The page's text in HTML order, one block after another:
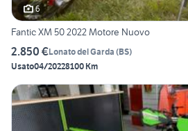
6
Fantic XM 50 2022 Motore Nuovo
2.850 €Lonato del Garda (BS)
Usato04/20228100 Km